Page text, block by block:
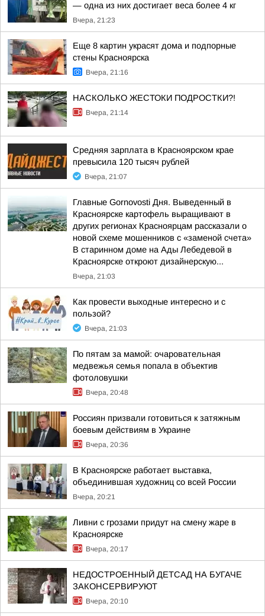
— одна из них достигает веса более 4 кг
Вчера, 21:23
Еще 8 картин украсят дома и подпорные
стены Красноярска
Вчера, 21:16
НАСКОЛЬКО ЖЕСТОКИ ПОДРОСТКИ?!
Вчера, 21:14
Средняя зарплата в Красноярском крае
превысила 120 тысяч рублей
Вчера, 21:07
Главные Gornovosti Дня. Выведенный в
Красноярске картофель выращивают в
других регионах Красноярцам рассказали о
новой схеме мошенников с «заменой счета»
В старинном доме на Ады Лебедевой в
Красноярске откроют дизайнерскую...
Вчера, 21:03
Как провести выходные интересно и с
пользой?
Вчера, 21:03
По пятам за мамой: очаровательная
медвежья семья попала в объектив
фотоловушки
Вчера, 20:48
Россиян призвали готовиться к затяжным
боевым действиям в Украине
Вчера, 20:36
В Красноярске работает выставка,
объединившая художниц со всей России
Вчера, 20:21
Ливни с грозами придут на смену жаре в
Красноярске
Вчера, 20:17
НЕДОСТРОЕННЫЙ ДЕТСАД НА БУГАЧЕ
ЗАКОНСЕРВИРУЮТ
Вчера, 20:10